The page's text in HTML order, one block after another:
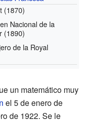
(1870)
Nacional de la
(1890)
de la Royal
un matemático muy
el 5 de enero de
de 1922. Se le